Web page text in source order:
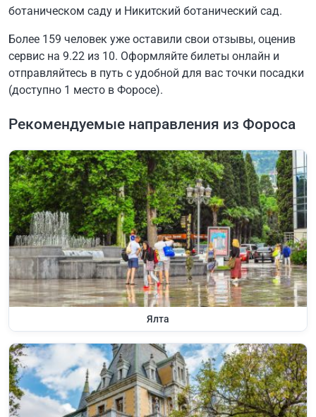
ботаническом саду и Никитский ботанический сад.
Более 159 человек уже оставили свои отзывы, оценив
сервис на 9.22 из 10. Оформляйте билеты онлайн и
отправляйтесь в путь с удобной для вас точки посадки
(доступно 1 место в Форосе).
Рекомендуемые направления из Фороса
Ялта